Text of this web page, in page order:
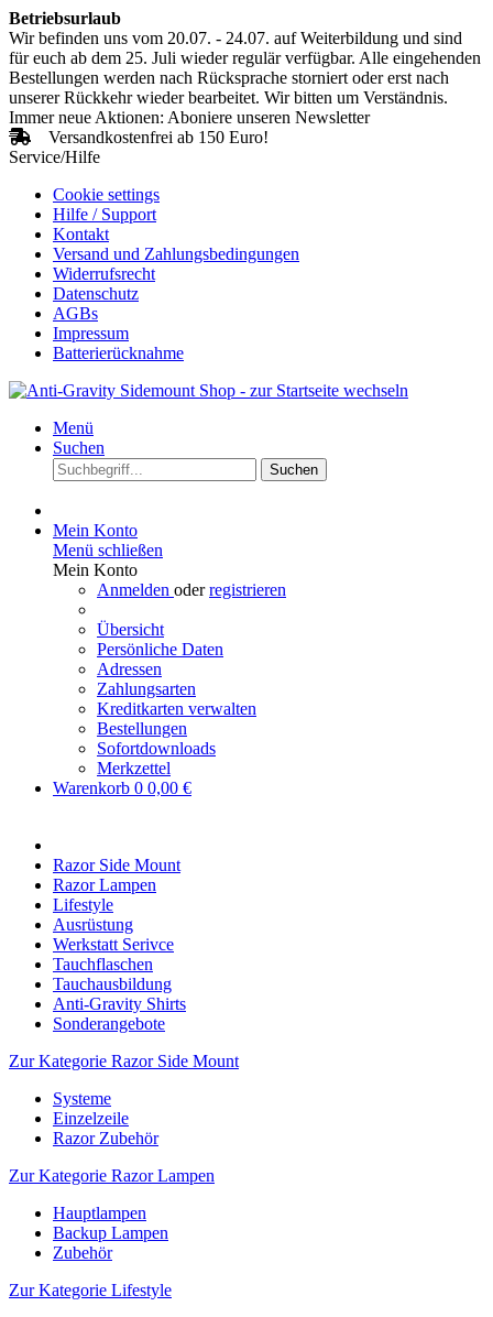
Betriebsurlaub
Wir befinden uns vom 20.07. - 24.07. auf Weiterbildung und sind
für euch ab dem 25. Juli wieder regulär verfügbar. Alle eingehenden
Bestellungen werden nach Rücksprache storniert oder erst nach
unserer Rückkehr wieder bearbeitet. Wir bitten um Verständnis.
Immer neue Aktionen: Aboniere unseren Newsletter
Versandkostenfrei ab 150 Euro!
Service/Hilfe
Cookie settings
Hilfe / Support
Kontakt
Versand und Zahlungsbedingungen
Widerrufsrecht
Datenschutz
AGBs
Impressum
Batterierücknahme
Menü
Suchen
Suchen
Mein Konto
Menü schließen
Mein Konto
Anmelden oderregistrieren
Übersicht
Persönliche Daten
Adressen
Zahlungsarten
Kreditkarten verwalten
Bestellungen
Sofortdownloads
Merkzettel
Warenkorb 0 0,00 €
Razor Side Mount
Razor Lampen
Lifestyle
Ausrüstung
Werkstatt Serivce
Tauchflaschen
Tauchausbildung
Anti-Gravity Shirts
Sonderangebote
Zur Kategorie Razor Side Mount
Systeme
Einzelzeile
Razor Zubehör
Zur Kategorie Razor Lampen
Hauptlampen
Backup Lampen
Zubehör
Zur Kategorie Lifestyle